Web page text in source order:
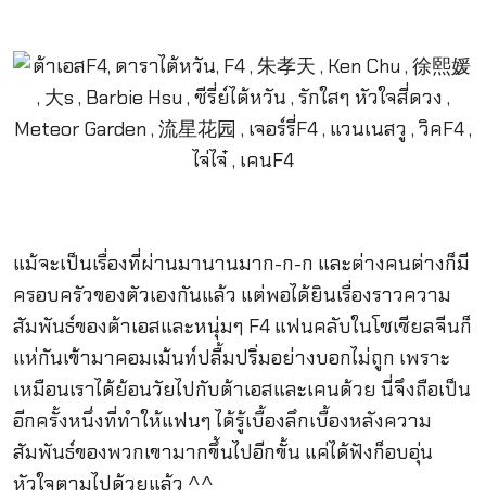
แม้จะเป็นเรื่องที่ผ่านมานานมาก-ก-ก และต่างคนต่างก็มี
ครอบครัวของตัวเองกันแล้ว แต่พอได้ยินเรื่องราวความ
สัมพันธ์ของต้าเอสและหนุ่มๆ F4 แฟนคลับในโซเชียลจีนก็
แห่กันเข้ามาคอมเม้นท์ปลื้มปริ่มอย่างบอกไม่ถูก เพราะ
เหมือนเราได้ย้อนวัยไปกับต้าเอสและเคนด้วย นี่จึงถือเป็น
อีกครั้งหนึ่งที่ทำให้แฟนๆ ได้รู้เบื้องลึกเบื้องหลังความ
สัมพันธ์ของพวกเขามากขึ้นไปอีกขั้น แค่ได้ฟังก็อบอุ่น
หัวใจตามไปด้วยแล้ว ^^